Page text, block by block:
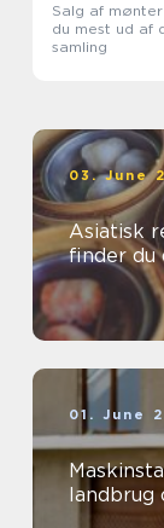
Salg af mønter sådan får
du mest ud af
samling
03. June
Asiatisk
finder du
01. June
Maskinstation